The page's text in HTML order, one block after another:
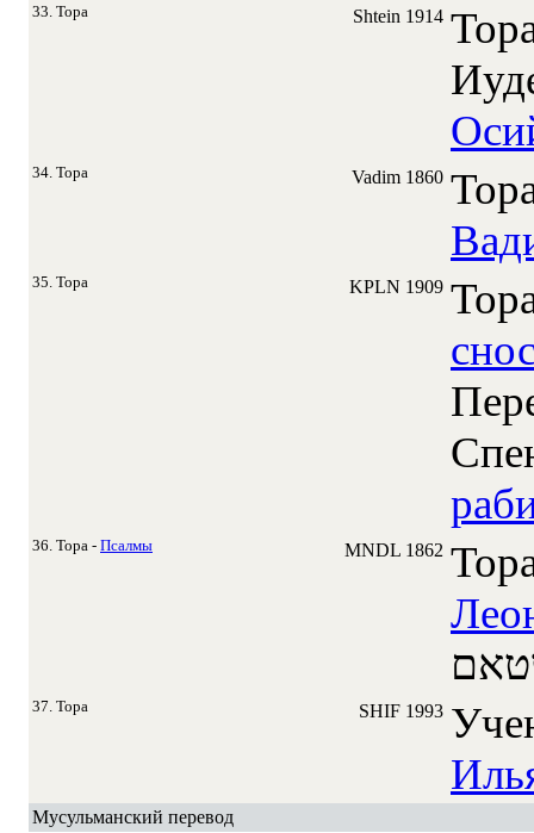
33. Тора Shtein 1914
34. Тора Vadim 1860
35. Тора KPLN 1909
36. Тора - Псалмы MNDL 1862
37. Тора SHIF 1993
Мусульманский перевод